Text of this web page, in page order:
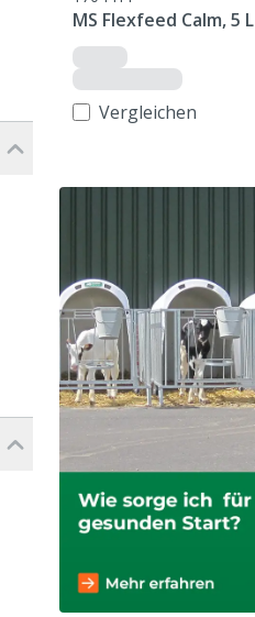
MS Flexfeed Calm, 5 L
Vergleichen